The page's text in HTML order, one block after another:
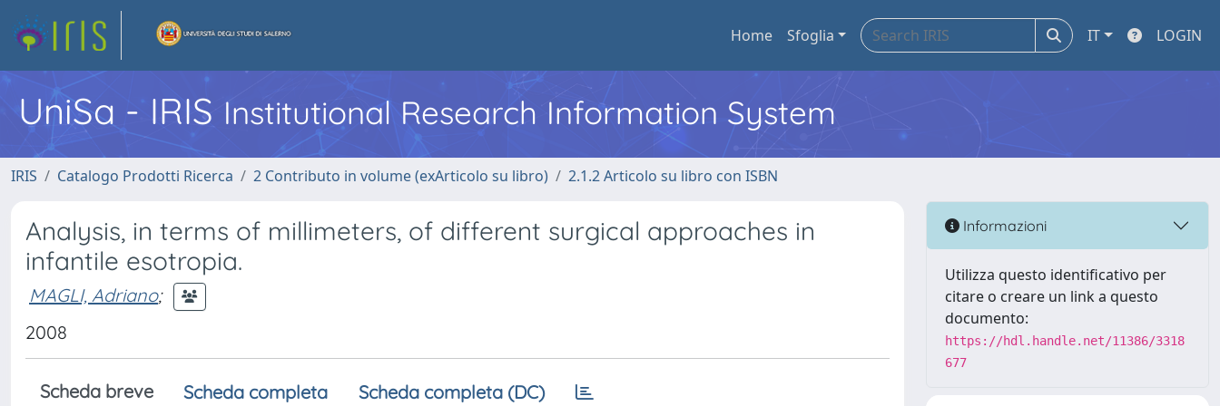
Home Sfoglia IT LOGIN
UniSa - IRIS Institutional Research Information System
IRIS Catalogo Prodotti Ricerca 2 Contributo in volume (exArticolo su libro) 2.1.2 Articolo su libro con ISBN
Analysis, in terms of millimeters, of different surgical approaches in
infantile esotropia.
MAGLI, Adriano;
2008
Scheda breve Scheda completa Scheda completa (DC)
Informazioni
Utilizza questo identificativo per
citare o creare un link a questo
documento:
https://hdl.handle.net/11386/3318
677